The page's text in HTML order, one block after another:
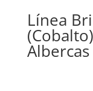
Línea
Albercas